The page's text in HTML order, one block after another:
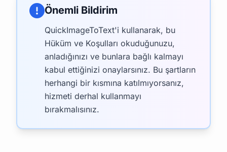
Önemli Bildirim
QuickImageToText'i kullanarak, bu
Hüküm ve Koşulları okuduğunuzu,
anladığınızı ve bunlara bağlı kalmayı
kabul ettiğinizi onaylarsınız. Bu şartların
herhangi bir kısmına katılmıyorsanız,
hizmeti derhal kullanmayı
bırakmalısınız.